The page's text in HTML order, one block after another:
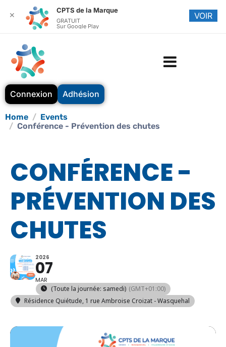
Connexion Adhésion
Home
Events
Conférence - Prévention des chutes
CONFÉRENCE -
PRÉVENTION DES
CHUTES
2026
07
MAR
(Toute la journée: samedi) (GMT+01:00)
Résidence Quiétude, 1 rue Ambroise Croizat - Wasquehal
✕
CPTS de la Marque
GRATUIT
Sur Google Play
VOIR